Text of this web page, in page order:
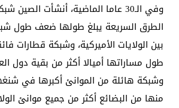
وفي الـ30 عاما الماضية، أنشأت
الطرق السريعة يبلغ طولها ضعف طول
بين الولايات الأميركية، وشبكة قطارات
طول مساراتها أميالا أكثر من بقية دول
وشبكة هائلة من الموانئ أكبرها في
منها من البضائع أكثر من جميع موانئ